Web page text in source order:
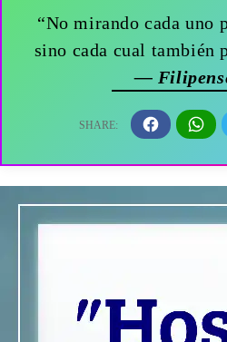
“No mirando cada uno
sino cada cual también
—